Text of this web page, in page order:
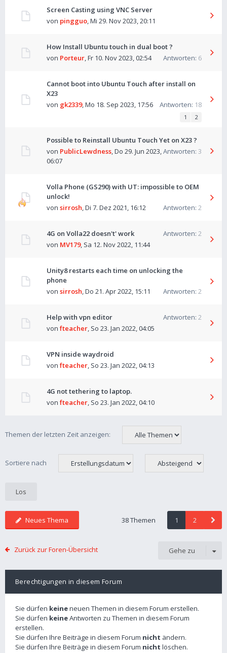
Screen Casting using VNC Server
von pingguo,Mi 29. Nov 2023, 20:11
How Install Ubuntu touch in dual boot ?
Antworten: 6
von Porteur,Fr 10. Nov 2023, 02:54
Cannot boot into Ubuntu Touch after install on
X23
Antworten: 18
von gk2339,Mo 18. Sep 2023, 17:56
1 2
Possible to Reinstall Ubuntu Touch Yet on X23 ?
Antworten: 3
von PublicLewdness,Do 29. Jun 2023,
06:07
Volla Phone (GS290) with UT: impossible to OEM
unlock!
Antworten: 2
von sirrosh,Di 7. Dez 2021, 16:12
4G on Volla22 doesn't' work Antworten: 2
von MV179, Sa 12. Nov 2022, 11:44
Unity8 restarts each time on unlocking the
phone
Antworten: 2
von sirrosh,Do 21. Apr 2022, 15:11
Help with vpn editor Antworten: 2
von fteacher, So 23. Jan 2022, 04:05
VPN inside waydroid
von fteacher, So 23. Jan 2022, 04:13
4G not tethering to laptop.
von fteacher, So 23. Jan 2022, 04:10
Themen der letzten Zeit anzeigen:
Sortiere nach
Neues Thema 38 Themen 1 2
Zurück zur Foren-Übersicht Gehe zu
Berechtigungen in diesem Forum
Sie dürfen keineneuen Themen in diesem Forum erstellen.
Sie dürfen keineAntworten zu Themen in diesem Forum
erstellen.
Sie dürfen Ihre Beiträge in diesem Forum nicht ändern.
Sie dürfen Ihre Beiträge in diesem Forum nicht löschen.